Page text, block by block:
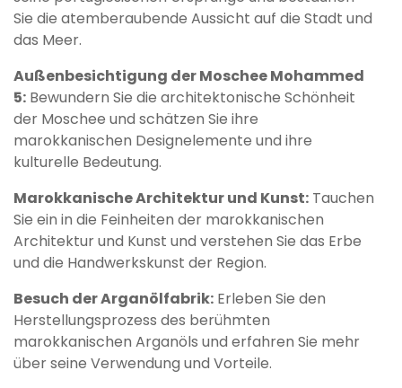
Sie die atemberaubende Aussicht auf die Stadt und
das Meer.
Außenbesichtigung der Moschee Mohammed
5: Bewundern Sie die architektonische Schönheit
der Moschee und schätzen Sie ihre
marokkanischen Designelemente und ihre
kulturelle Bedeutung.
Marokkanische Architektur und Kunst: Tauchen
Sie ein in die Feinheiten der marokkanischen
Architektur und Kunst und verstehen Sie das Erbe
und die Handwerkskunst der Region.
Besuch der Arganölfabrik: Erleben Sie den
Herstellungsprozess des berühmten
marokkanischen Arganöls und erfahren Sie mehr
über seine Verwendung und Vorteile.